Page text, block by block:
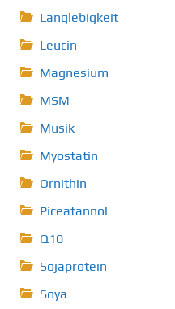
Langlebigkeit
Leucin
Magnesium
MSM
Musik
Myostatin
Ornithin
Piceatannol
Q10
Sojaprotein
Soya